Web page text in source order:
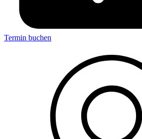
Termin buchen